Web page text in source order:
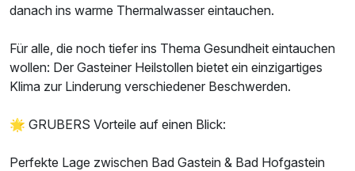
Für 3 Tage p.P. ab
danach ins warme Thermalwasser eintauchen.
Für alle, die noch tiefer ins Thema Gesundheit eintauchen
wollen: Der Gasteiner Heilstollen bietet ein einzigartiges
Klima zur Linderung verschiedener Beschwerden.
🌟 GRUBERS Vorteile auf einen Blick:
Perfekte Lage zwischen Bad Gastein & Bad Hofgastein